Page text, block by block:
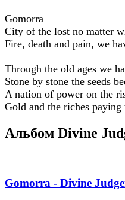
Gomorra
City of the lost no matter
Fire, death and pain, we
Through the old ages we
Stone by stone the seeds
A nation of power on the
Gold and the riches paying
Альбом Divine
Gomorra - Divine